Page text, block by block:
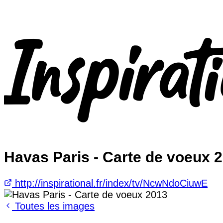
Havas Paris - Carte de voeux
http://inspirational.fr/index/tv/NcwNdoCiuwE
Toutes les images